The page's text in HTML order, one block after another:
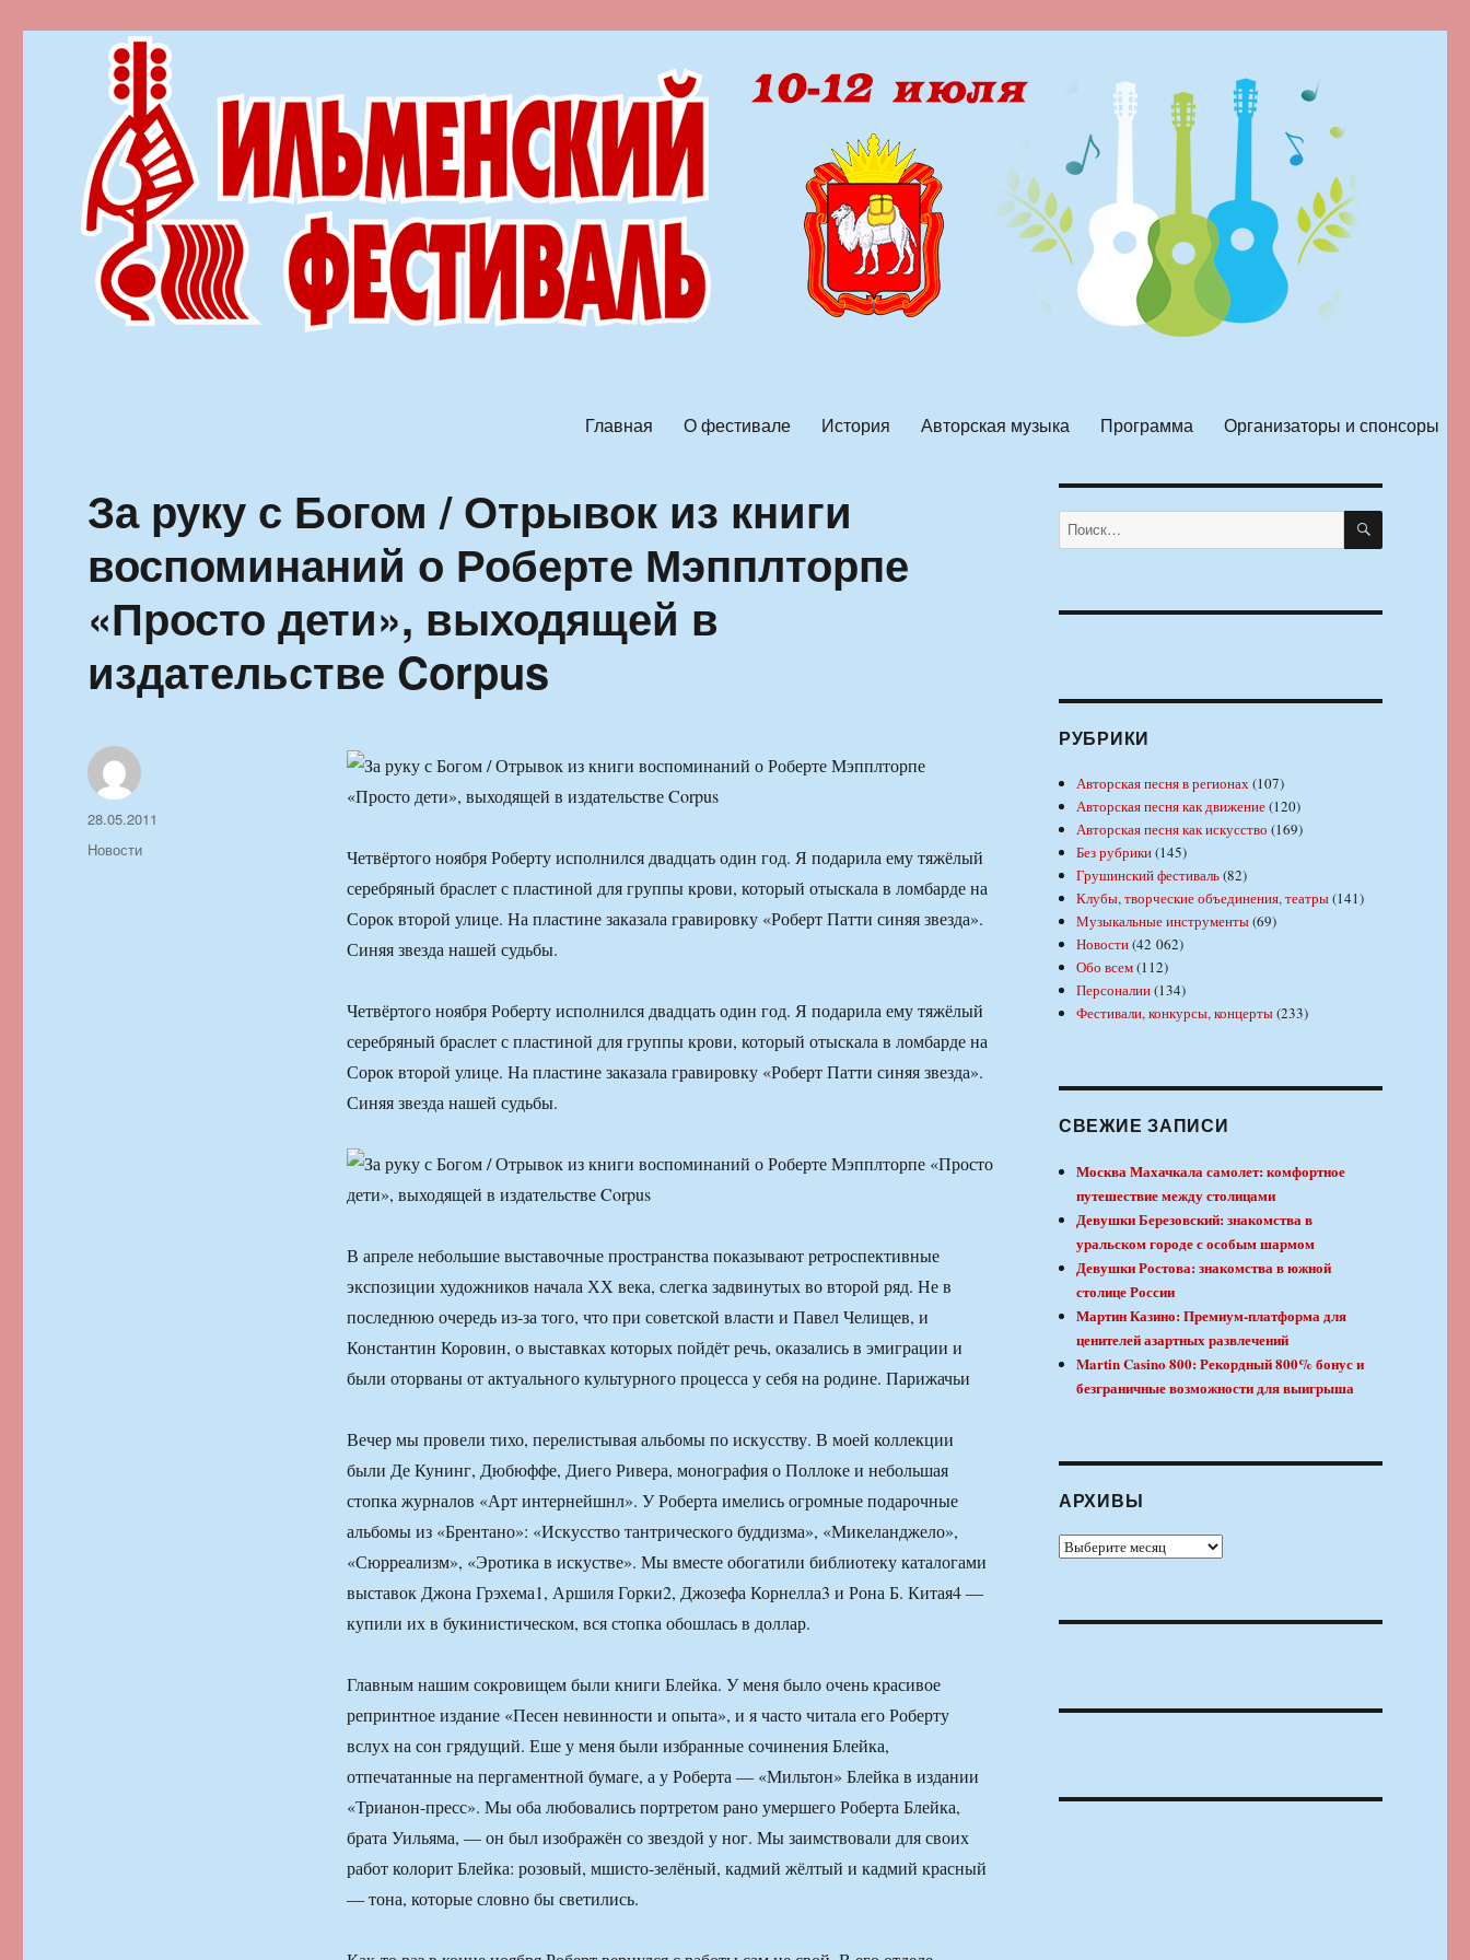
Главная О фестивале История Авторская музыка Программа Организаторы и спонсоры
За руку с Богом / Отрывок из книги
воспоминаний о Роберте Мэпплторпе
«Просто дети», выходящей в
издательстве Corpus
Четвёртого ноября Роберту исполнился двадцать один год. Я подарила ему тяжёлый
серебряный браслет с пластиной для группы крови, который отыскала в ломбарде на
Сорок второй улице. На пластине заказала гравировку «Роберт Патти синяя звезда».
Синяя звезда нашей судьбы.
Четвёртого ноября Роберту исполнился двадцать один год. Я подарила ему тяжёлый
серебряный браслет с пластиной для группы крови, который отыскала в ломбарде на
Сорок второй улице. На пластине заказала гравировку «Роберт Патти синяя звезда».
Синяя звезда нашей судьбы.
В апреле небольшие выставочные пространства показывают ретроспективные
экспозиции художников начала ХХ века, слегка задвинутых во второй ряд. Не в
последнюю очередь из-за того, что при советской власти и Павел Челищев, и
Константин Коровин, о выставках которых пойдёт речь, оказались в эмиграции и
были оторваны от актуального культурного процесса у себя на родине. Парижачьи
Вечер мы провели тихо, перелистывая альбомы по искусству. В моей коллекции
были Де Кунинг, Дюбюффе, Диего Ривера, монография о Поллоке и небольшая
стопка журналов «Арт интернейшнл». У Роберта имелись огромные подарочные
альбомы из «Брентано»: «Искусство тантрического буддизма», «Микеланджело»,
«Сюрреализм», «Эротика в искустве». Мы вместе обогатили библиотеку каталогами
выставок Джона Грэхема1, Аршиля Горки2, Джозефа Корнелла3 и Рона Б. Китая4 ―
купили их в букинистическом, вся стопка обошлась в доллар.
Главным нашим сокровищем были книги Блейка. У меня было очень красивое
репринтное издание «Песен невинности и опыта», и я часто читала его Роберту
вслух на сон грядущий. Еше у меня были избранные сочинения Блейка,
отпечатанные на пергаментной бумаге, а у Роберта ― «Мильтон» Блейка в издании
«Трианон-пресс». Мы оба любовались портретом рано умершего Роберта Блейка,
брата Уильяма, ― он был изображён со звездой у ног. Мы заимствовали для своих
работ колорит Блейка: розовый, мшисто-зелёный, кадмий жёлтый и кадмий красный
― тона, которые словно бы светились.
Автор
Опубликовано
28.05.2011
Рубрики
Новости
Искать: ПОИСК
РУБРИКИ
Авторская песня в регионах(107)
Авторская песня как движение(120)
Авторская песня как искусство (169)
Без рубрики(145)
Грушинский фестиваль(82)
Клубы, творческие объединения, театры(141)
Музыкальные инструменты(69)
Новости(42 062)
Обо всем(112)
Персоналии(134)
Фестивали, конкурсы, концерты(233)
СВЕЖИЕ ЗАПИСИ
Москва Махачкала самолет: комфортное
путешествие между столицами
Девушки Березовский: знакомства в
уральском городе с особым шармом
Девушки Ростова: знакомства в южной
столице России
Мартин Казино: Премиум-платформа для
ценителей азартных развлечений
Martin Casino 800: Рекордный 800% бонус и
безграничные возможности для выигрыша
АРХИВЫ
Архивы